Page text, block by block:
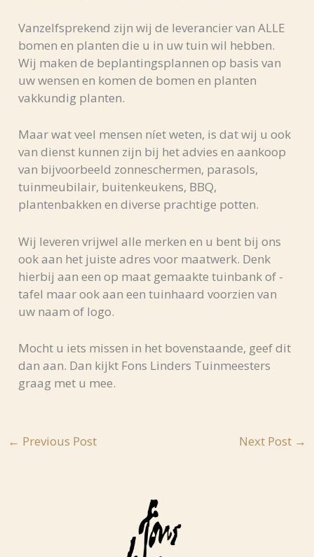
Vanzelfsprekend zijn wij de leverancier van ALLE
bomen en planten die u in uw tuin wil hebben.
Wij maken de beplantingsplannen op basis van
uw wensen en komen de bomen en planten
vakkundig planten.
Maar wat veel mensen níet weten, is dat wij u ook
van dienst kunnen zijn bij het advies en aankoop
van bijvoorbeeld zonneschermen, parasols,
tuinmeubilair, buitenkeukens, BBQ,
plantenbakken en diverse prachtige potten.
Wij leveren vrijwel alle merken en u bent bij ons
ook aan het juiste adres voor maatwerk. Denk
hierbij aan een op maat gemaakte tuinbank of -
tafel maar ook aan een tuinhaard voorzien van
uw naam of logo.
Mocht u iets missen in het bovenstaande, geef dit
dan aan. Dan kijkt Fons Linders Tuinmeesters
graag met u mee.
← Previous Post Next Post →